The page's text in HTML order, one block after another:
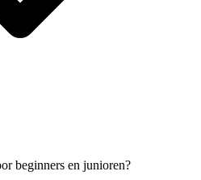
beginners en junioren?